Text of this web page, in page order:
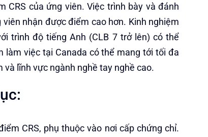
CRS của ứng viên. Việc trình bày và đánh
nhận được điểm cao hơn. Kinh nghiệm
trình độ tiếng Anh (CLB 7 trở lên) có thể
việc tại Canada có thể mang tới tối đa
lĩnh vực ngành nghề tay nghề cao.
CRS, phụ thuộc vào nơi cấp chứng chỉ.